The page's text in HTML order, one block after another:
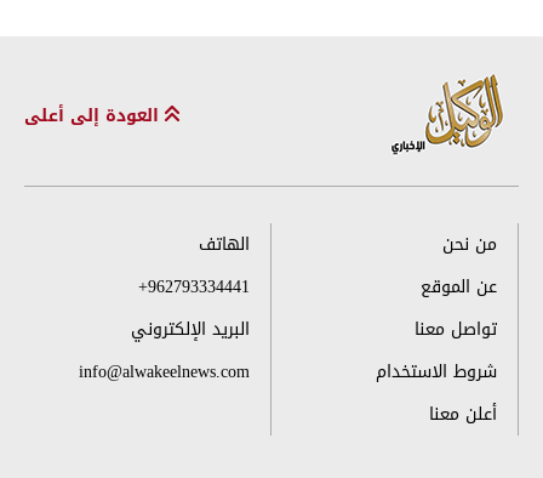
العودة إلى أعلى
من نحن
عن الموقع
تواصل معنا
شروط الاستخدام
أعلن معنا
الهاتف
+962793334441
البريد الإلكتروني
info@alwakeelnews.com